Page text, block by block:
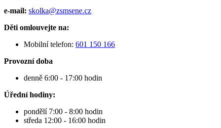
e-mail: skolka@zsmsene.cz
Děti omlouvejte na:
Mobilní telefon: 601 150 166
Provozní doba
denně 6:00 - 17:00 hodin
Úřední hodiny:
pondělí 7:00 - 8:00 hodin
středa 12:00 - 16:00 hodin